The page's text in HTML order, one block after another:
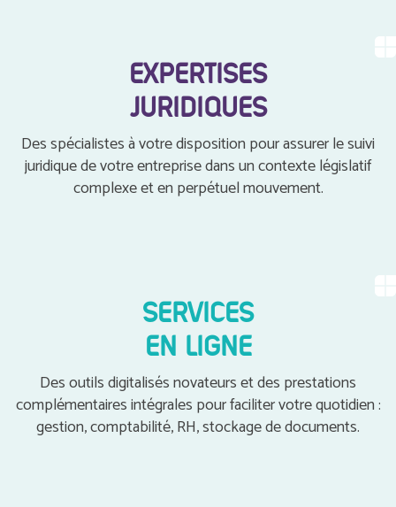
EXPERTISES
JURIDIQUES
Des spécialistes à votre disposition pour assurer le suivi
juridique de votre entreprise dans un contexte législatif
complexe et en perpétuel mouvement.
SERVICES
EN LIGNE
Des outils digitalisés novateurs et des prestations
complémentaires intégrales pour faciliter votre quotidien :
gestion, comptabilité, RH, stockage de documents.